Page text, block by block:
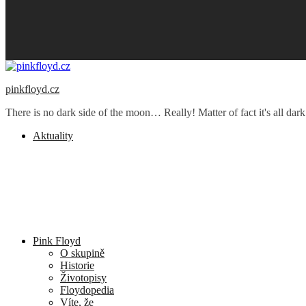
pinkfloyd.cz
There is no dark side of the moon… Really! Matter of fact it's all
Aktuality
Pink Floyd
O skupině
Historie
Životopisy
Floydopedia
Víte, že